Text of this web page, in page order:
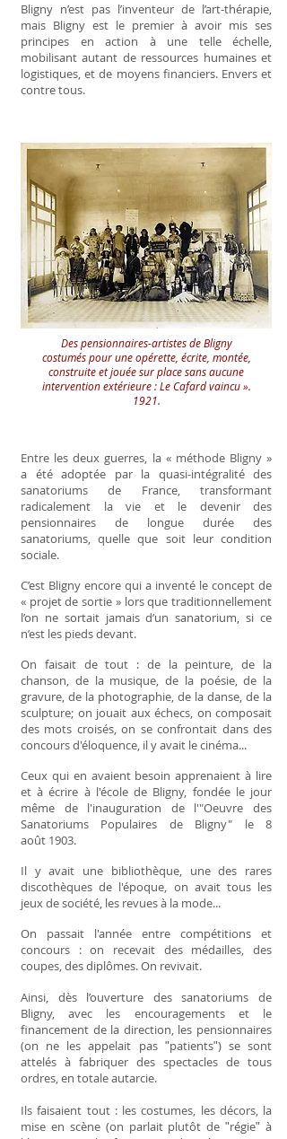
Bligny n’est pas l’inventeur de l’art-thérapie,
mais Bligny est le premier à avoir mis ses
principes en action à une telle échelle,
mobilisant autant de ressources humaines et
logistiques, et de moyens financiers. Envers et
contre tous.
Des pensionnaires-artistes de Bligny
costumés pour une opérette, écrite, montée,
construite et jouée sur place sans aucune
intervention extérieure : Le Cafard vaincu ».
1921.
Entre les deux guerres, la « méthode Bligny »
a été adoptée par la quasi-intégralité des
sanatoriums de France, transformant
radicalement la vie et le devenir des
pensionnaires de longue durée des
sanatoriums, quelle que soit leur condition
sociale.
C’est Bligny encore qui a inventé le concept de
« projet de sortie » lors que traditionnellement
l’on ne sortait jamais d’un sanatorium, si ce
n’est les pieds devant.
On faisait de tout : de la peinture, de la
chanson, de la musique, de la poésie, de la
gravure, de la photographie, de la danse, de la
sculpture; on jouait aux échecs, on composait
des mots croisés, on se confrontait dans des
concours d'éloquence, il y avait le cinéma...
Ceux qui en avaient besoin apprenaient à lire
et à écrire à l'école de Bligny, fondée le jour
même de l'inauguration de l'"Oeuvre des
Sanatoriums Populaires de Bligny" le 8
août 1903.
Il y avait une bibliothèque, une des rares
discothèques de l'époque, on avait tous les
jeux de société, les revues à la mode...
On passait l'année entre compétitions et
concours : on recevait des médailles, des
coupes, des diplômes. On revivait.
Ainsi, dès l’ouverture des sanatoriums de
Bligny, avec les encouragements et le
financement de la direction, les pensionnaires
(on ne les appelait pas ʺpatientsʺ) se sont
attelés à fabriquer des spectacles de tous
ordres, en totale autarcie.
Ils faisaient tout : les costumes, les décors, la
mise en scène (on parlait plutôt de ʺrégieʺ à